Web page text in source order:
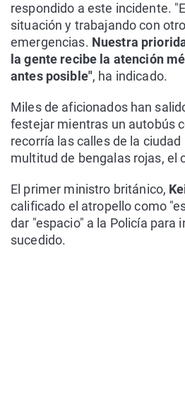
respondido a este incidente.
situación y trabajando con
emergencias. Nuestra
la gente recibe la atención
antes posible", ha indicado.
Miles de aficionados han
festejar mientras un autobús
recorría las calles de la
multitud de bengalas rojas, el
El primer ministro británico,
calificado el atropello como
dar "espacio" a la Policía para
sucedido.